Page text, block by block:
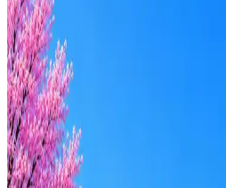
Группа компаний «Триумф»
4активные вакансии
Стратегия поиска с AI: